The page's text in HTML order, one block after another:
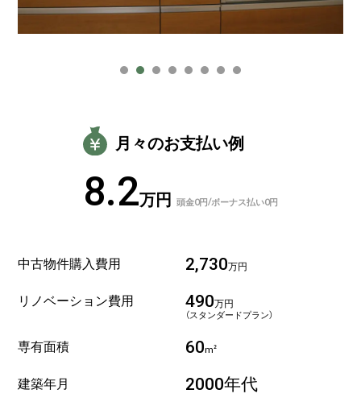
月々のお支払い例
8.2万円 頭金0円/ボーナス払い0円
中古物件購入費用 2,730万円
リノベーション費用 490万円
（スタンダードプラン）
専有面積 60m²
建築年月 2000年代